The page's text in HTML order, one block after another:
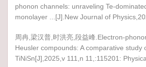
phonon channels: unraveling Te-
monolayer ...[J].New Journal of
周冉,梁汉普,时洪亮,段益峰.Electron-
Heusler compounds: A comparative study
TiNiSn[J],2025,v 111,n 11,:115201: